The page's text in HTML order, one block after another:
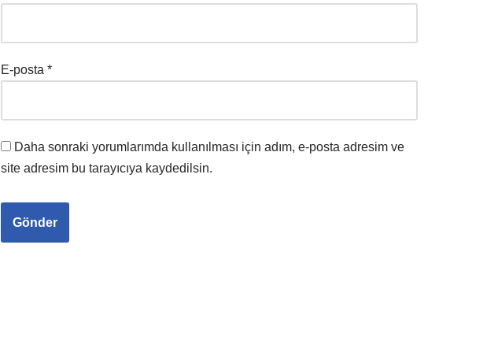
E-posta *
Daha sonraki yorumlarımda kullanılması için adım, e-posta adresim ve
site adresim bu tarayıcıya kaydedilsin.